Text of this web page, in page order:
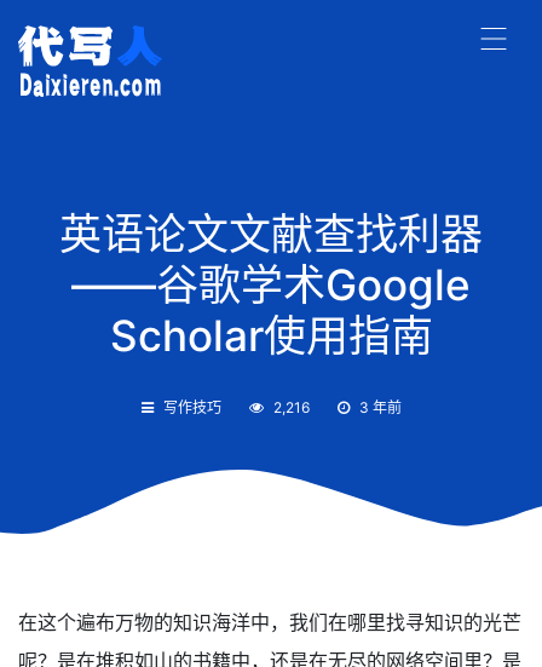
英语论文文献查找利器
——谷歌学术Google
Scholar使用指南
写作技巧 2,216 3 年前
在这个遍布万物的知识海洋中，我们在哪里找寻知识的光芒
呢？是在堆积如山的书籍中，还是在无尽的网络空间里？是